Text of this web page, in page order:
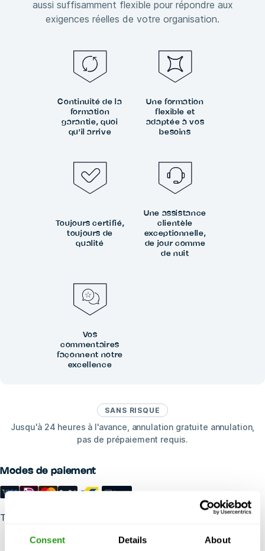
Consent Details About
SANS RISQUE
Jusqu'à 24 heures à l'avance, annulation gratuite annulation,
pas de prépaiement requis.
Modes de paiement
Trustpilot
aussi suffisamment flexible pour répondre aux
exigences réelles de votre organisation.
Continuité de la
formation
garantie, quoi
qu'il arrive
Une formation
flexible et
adaptée à vos
besoins
Toujours certifié,
toujours de
qualité
Une assistance
clientèle
exceptionnelle,
de jour comme
de nuit
Vos
commentaires
façonnent notre
excellence